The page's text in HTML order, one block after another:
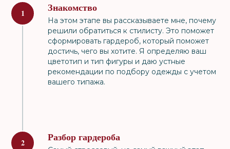
Знакомство
На этом этапе вы рассказываете мне, почему
решили обратиться к стилисту. Это поможет
сформировать гардероб, который поможет
достичь, чего вы хотите. Я определяю ваш
цветотип и тип фигуры и даю устные
рекомендации по подбору одежды с учетом
вашего типажа.
Разбор гардероба